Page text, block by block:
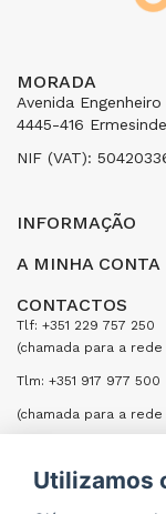
MORADA
Avenida
4445-416
NIF (VAT):
INFORMAÇÃO
A MINHA CONTA
CONTACTOS
Tlf: +351 229 757 250
(chamada para a
Tlm: +351 917 977 500
(chamada para a
Utilizamos